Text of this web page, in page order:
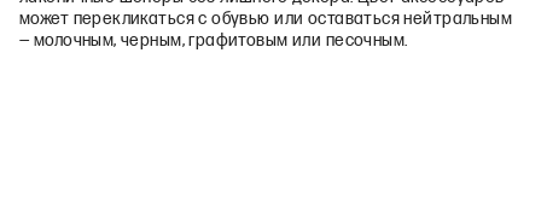
может перекликаться с обувью или оставаться нейтральным
— молочным, черным, графитовым или песочным.